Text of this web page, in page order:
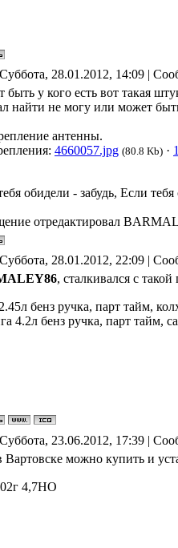
28.01.2012, 14:09 |
у кого есть вот такая
найти не могу или может
антенны.
4660057.jpg (80.8 Kb) ·
обидели - забудь, Если
отредактировал
28.01.2012, 22:09 |
, сталкивался с
бенз ручка, парт тайм,
4.2л бенз ручка, парт тайм,
23.06.2012, 17:39 |
Вартовске можно купить и
4,7НО